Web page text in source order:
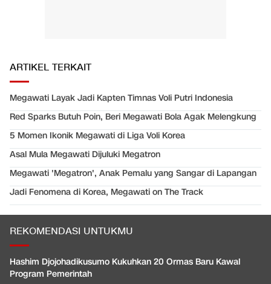
ARTIKEL TERKAIT
Megawati Layak Jadi Kapten Timnas Voli Putri Indonesia
Red Sparks Butuh Poin, Beri Megawati Bola Agak Melengkung
5 Momen Ikonik Megawati di Liga Voli Korea
Asal Mula Megawati Dijuluki Megatron
Megawati 'Megatron', Anak Pemalu yang Sangar di Lapangan
Jadi Fenomena di Korea, Megawati on The Track
REKOMENDASI UNTUKMU
Hashim Djojohadikusumo Kukuhkan 20 Ormas Baru Kawal
Program Pemerintah